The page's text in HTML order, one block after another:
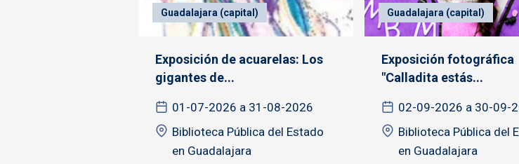
Guadalajara (capital)
Exposición de acuarelas: Los
gigantes de...
01-07-2026 a 31-08-2026
Biblioteca Pública del Estado
en Guadalajara
Guadalajara (capital)
Exposición fotográfica
"Calladita estás...
02-09-2026 a 30-09-
Biblioteca Pública del
en Guadalajara